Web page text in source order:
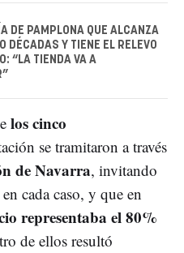
DE PAMPLONA QUE ALCANZA
DÉCADAS Y TIENE EL RELEVO
“LA TIENDA VA A
los cinco
se tramitaron a través
de Navarra, invitando
cada caso, y que en
representaba el 80%
de ellos resultó